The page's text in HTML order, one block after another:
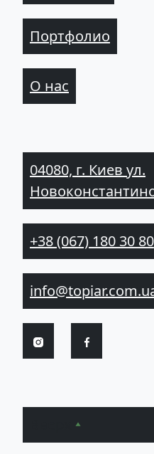
Портфолио
О нас
04080, г. Киев ул.
+38 (067) 180 30 80